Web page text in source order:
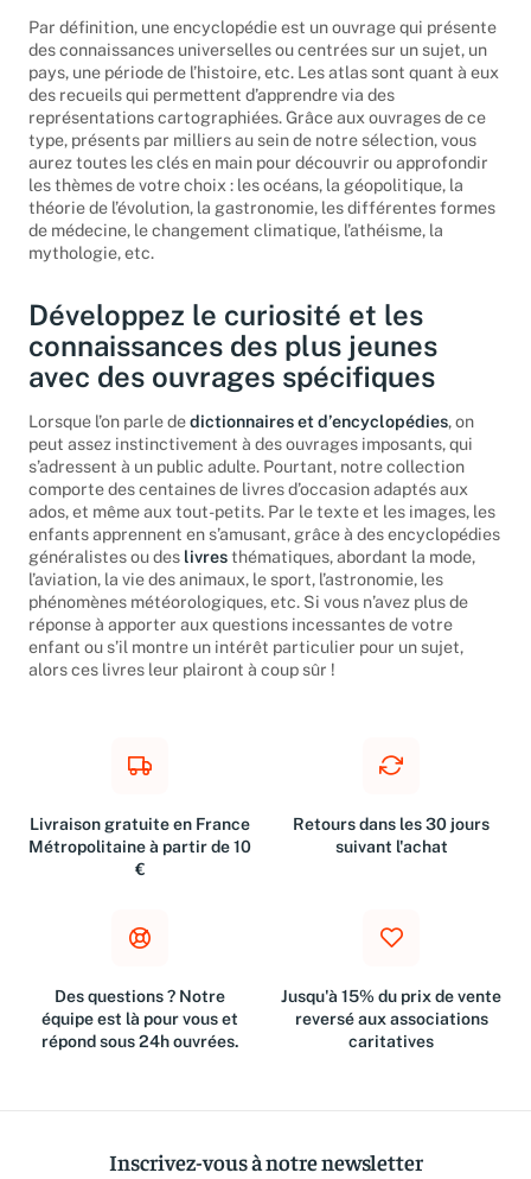
Par définition, une encyclopédie est un ouvrage qui présente
des connaissances universelles ou centrées sur un sujet, un
pays, une période de l’histoire, etc. Les atlas sont quant à eux
des recueils qui permettent d’apprendre via des
représentations cartographiées. Grâce aux ouvrages de ce
type, présents par milliers au sein de notre sélection, vous
aurez toutes les clés en main pour découvrir ou approfondir
les thèmes de votre choix : les océans, la géopolitique, la
théorie de l’évolution, la gastronomie, les différentes formes
de médecine, le changement climatique, l’athéisme, la
mythologie, etc.
Développez le curiosité et les
connaissances des plus jeunes
avec des ouvrages spécifiques
Lorsque l’on parle dedictionnaires et d’encyclopédies, on
peut assez instinctivement à des ouvrages imposants, qui
s’adressent à un public adulte. Pourtant, notre collection
comporte des centaines de livres d’occasion adaptés aux
ados, et même aux tout-petits. Par le texte et les images, les
enfants apprennent en s’amusant, grâce à des encyclopédies
généralistes ou des livresthématiques, abordant la mode,
l’aviation, la vie des animaux, le sport, l’astronomie, les
phénomènes météorologiques, etc. Si vous n’avez plus de
réponse à apporter aux questions incessantes de votre
enfant ou s’il montre un intérêt particulier pour un sujet,
alors ces livres leur plairont à coup sûr !
Livraison gratuite en France
Métropolitaine à partir de 10
€
Retours dans les 30 jours
suivant l'achat
Des questions ? Notre
équipe est là pour vous et
répond sous 24h ouvrées.
Jusqu'à 15% du prix de vente
reversé aux associations
caritatives
Inscrivez-vous à notre newsletter